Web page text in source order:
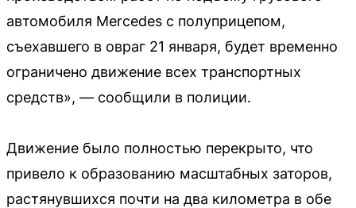
автомобиля Mercedes с полуприцепом,
съехавшего в овраг 21 января, будет временно
ограничено движение всех транспортных
средств», — сообщили в полиции.
Движение было полностью перекрыто, что
привело к образованию масштабных заторов,
растянувшихся почти на два километра в обе